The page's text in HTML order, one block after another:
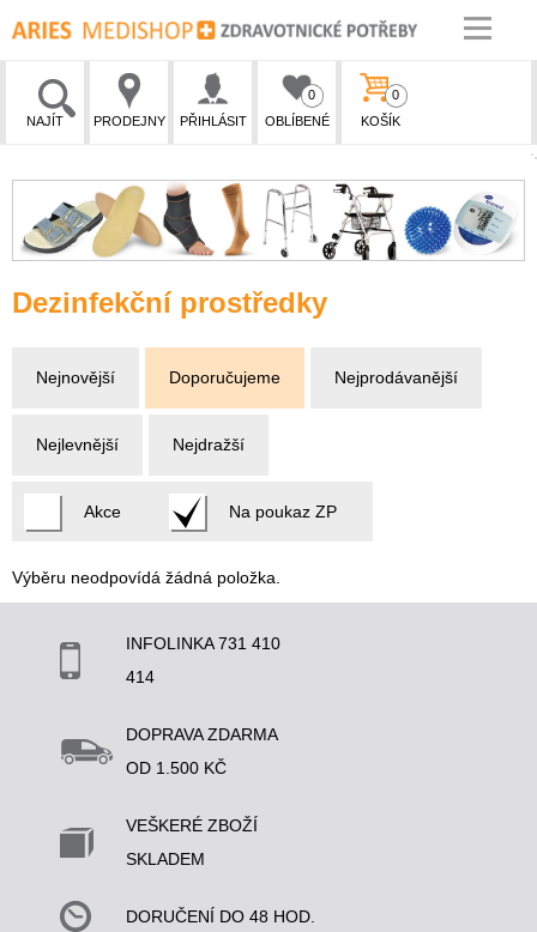
NAJÍT PRODEJNY PŘIHLÁSIT OBLÍBENÉ
0
KOŠÍK
0
Dezinfekční prostředky
Nejnovější Doporučujeme Nejprodávanější
Nejlevnější Nejdražší
Akce Na poukaz ZP
Výběru neodpovídá žádná položka.
INFOLINKA 731 410
414
DOPRAVA ZDARMA
OD 1.500 KČ
VEŠKERÉ ZBOŽÍ
SKLADEM
DORUČENÍ DO 48 HOD.